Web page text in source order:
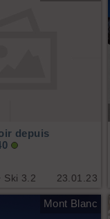
23.01.23
depuis
Ski 3.2
Mont Blanc